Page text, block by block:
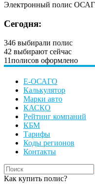
Электронный полис
Сегодня:
346 выбирали полис
42 выбирают сейчас
11полисов оформлено
Е-ОСАГО
Калькулятор
Марки авто
КАСКО
Рейтинг компаний
КБМ
Тарифы
Коды регионов
Контакты
Как купить полис?